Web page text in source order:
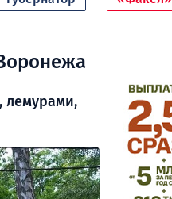
лемурами,